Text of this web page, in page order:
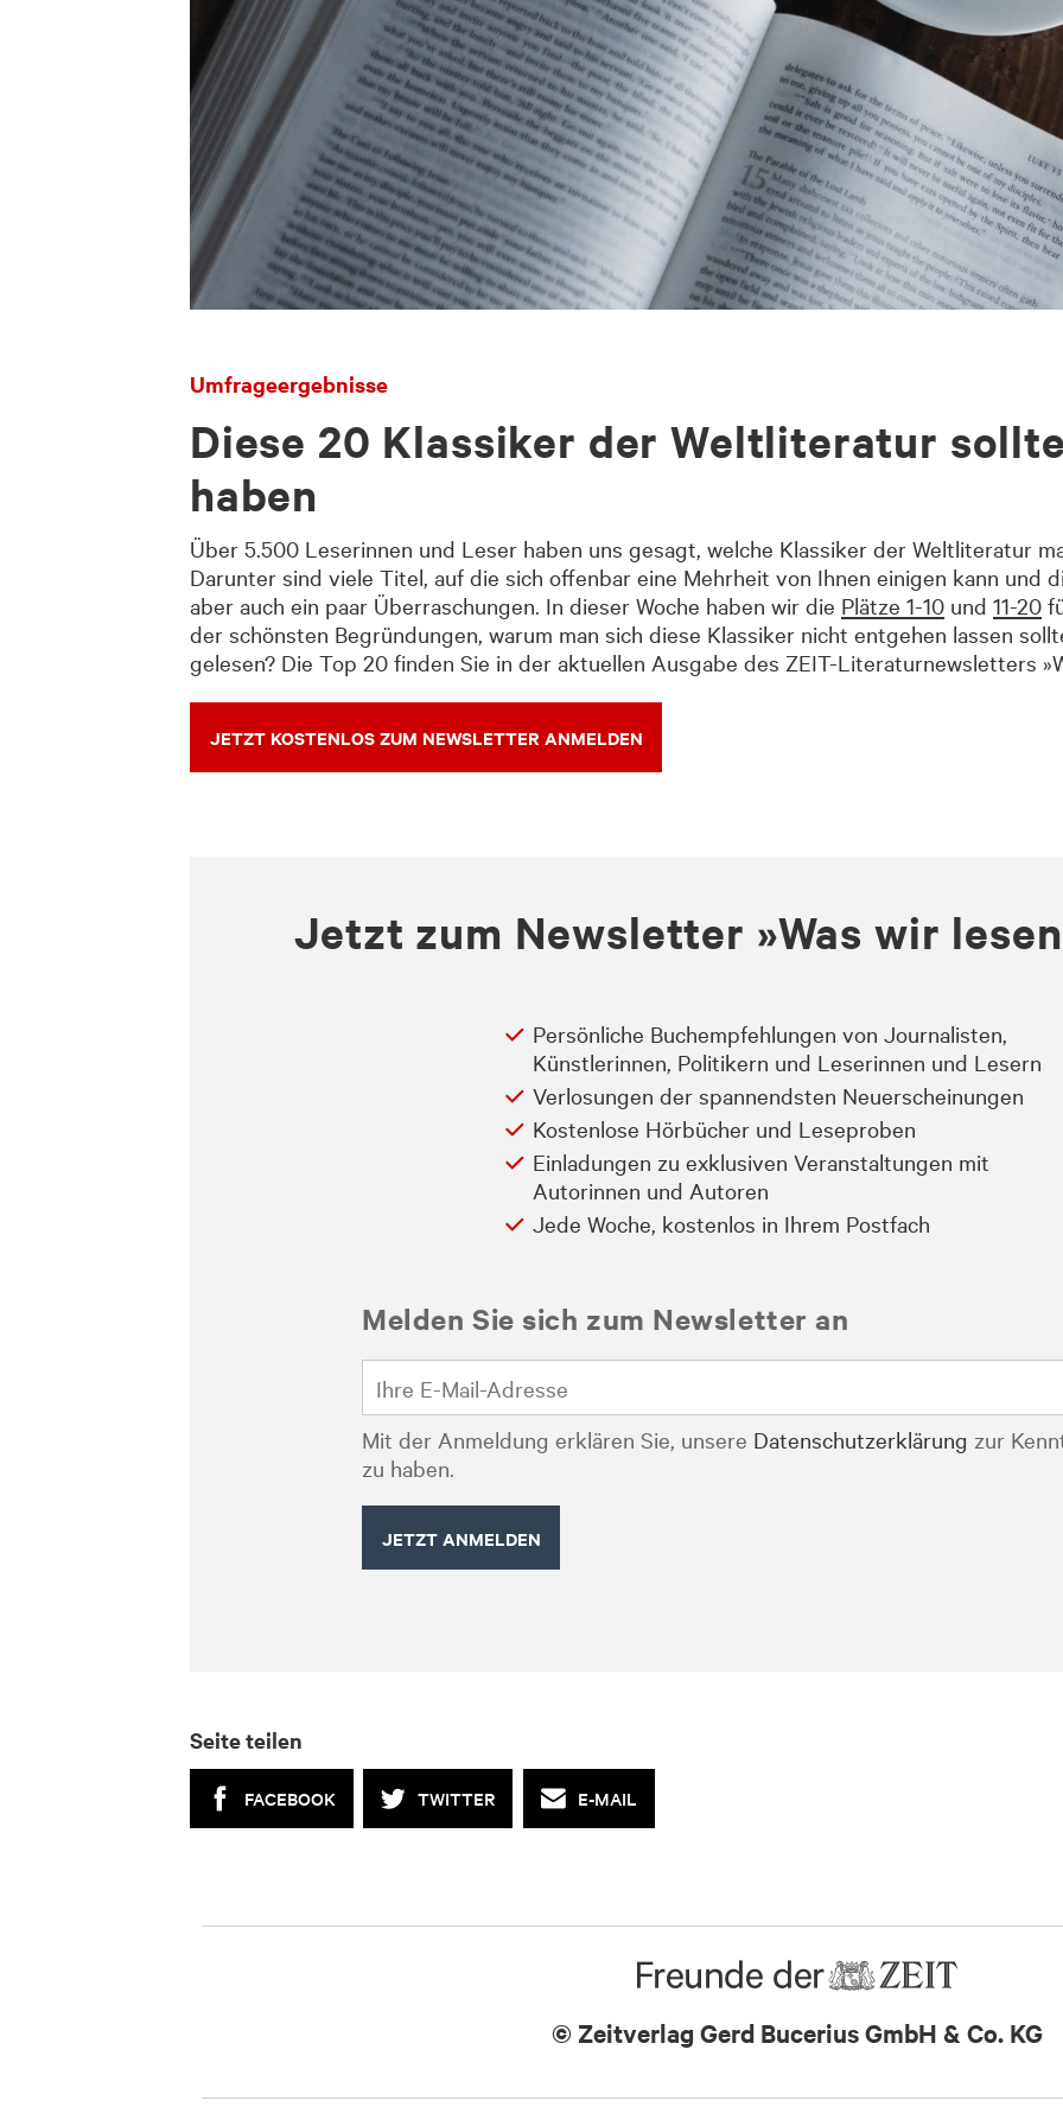
Umfrageergebnisse
Diese 20 Klassiker der Weltliteratur
haben
Über 5.500 Leserinnen und Leser haben uns gesagt, welche Klassiker der Weltliteratur
Darunter sind viele Titel, auf die sich offenbar eine Mehrheit von Ihnen einigen kann und
aber auch ein paar Überraschungen. In dieser Woche haben wir die Plätze 1-10 und 11-20
der schönsten Begründungen, warum man sich diese Klassiker nicht entgehen lassen
gelesen? Die Top 20 finden Sie in der aktuellen Ausgabe des ZEIT-Literaturnewsletters
JETZT KOSTENLOS ZUM NEWSLETTER ANMELDEN
Jetzt zum Newsletter »Was wir
Persönliche Buchempfehlungen von Journalisten,
Künstlerinnen, Politikern und Leserinnen und Lesern
Verlosungen der spannendsten Neuerscheinungen
Kostenlose Hörbücher und Leseproben
Einladungen zu exklusiven Veranstaltungen mit
Autorinnen und Autoren
Jede Woche, kostenlos in Ihrem Postfach
Melden Sie sich zum Newsletter an
Mit der Anmeldung erklären Sie, unsere Datenschutzerklärung zur
zu haben.
Seite teilen
FACEBOOK TWITTER E-MAIL
© Zeitverlag Gerd Bucerius GmbH & Co. KG